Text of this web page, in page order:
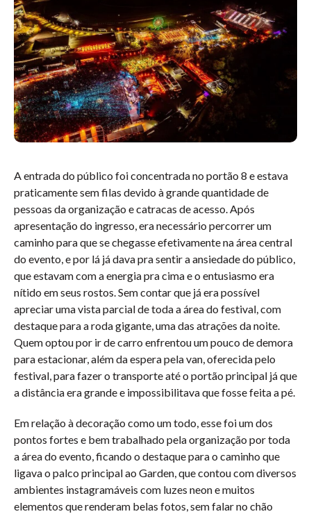
A entrada do público foi concentrada no portão 8 e estava
praticamente sem filas devido à grande quantidade de
pessoas da organização e catracas de acesso. Após
apresentação do ingresso, era necessário percorrer um
caminho para que se chegasse efetivamente na área central
do evento, e por lá já dava pra sentir a ansiedade do público,
que estavam com a energia pra cima e o entusiasmo era
nítido em seus rostos. Sem contar que já era possível
apreciar uma vista parcial de toda a área do festival, com
destaque para a roda gigante, uma das atrações da noite.
Quem optou por ir de carro enfrentou um pouco de demora
para estacionar, além da espera pela van, oferecida pelo
festival, para fazer o transporte até o portão principal já que
a distância era grande e impossibilitava que fosse feita a pé.
Em relação à decoração como um todo, esse foi um dos
pontos fortes e bem trabalhado pela organização por toda
a área do evento, ficando o destaque para o caminho que
ligava o palco principal ao Garden, que contou com diversos
ambientes instagramáveis com luzes neon e muitos
elementos que renderam belas fotos, sem falar no chão